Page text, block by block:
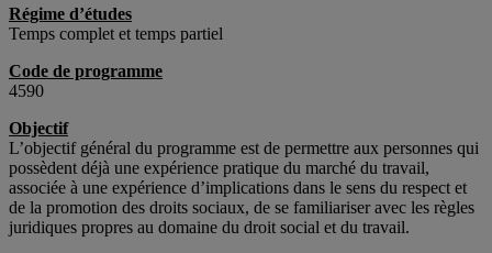
Régime d’études
Temps complet et temps partiel
Code de programme
4590
Objectif
L’objectif général du programme est de permettre aux personnes qui
possèdent déjà une expérience pratique du marché du travail,
associée à une expérience d’implications dans le sens du respect et
de la promotion des droits sociaux, de se familiariser avec les règles
juridiques propres au domaine du droit social et du travail.